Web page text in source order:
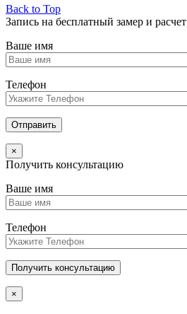
Back to Top
Запись на бесплатный замер и расчет
Ваше имя
Телефон
×
Получить консультацию
Ваше имя
Телефон
×